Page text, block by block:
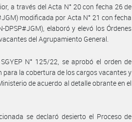
a través del Acta N° 20 con fecha 26 de
modificada por Acta N° 21 con fecha
elaboró y elevó los Órdenes
del Agrupamiento General.
N° 125/22, se aprobó el orden de
la cobertura de los cargos vacantes y
de acuerdo al detalle obrante en el
se declaró desierto el Proceso de